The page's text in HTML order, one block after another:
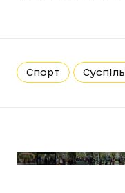
Спорт